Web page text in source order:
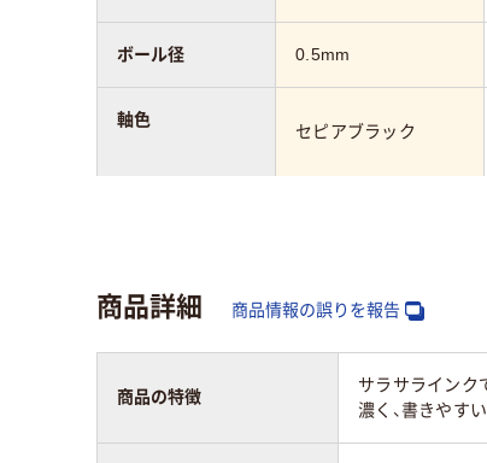
0.5mm
セピアブラック
ボール径
軸色
スコア
商品詳細 商品情報の誤りを報告
商品の特徴
サラサラインク
濃く、書きやすい